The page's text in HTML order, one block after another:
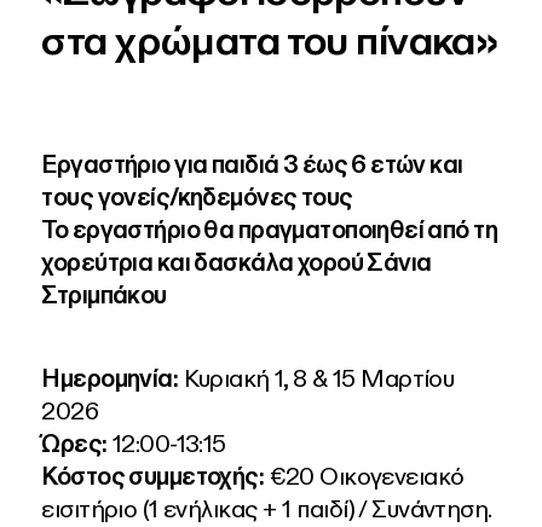
στα χρώματα του πίνακα»
Εργαστήριο για παιδιά 3 έως 6 ετών και
τους γονείς/κηδεμόνες τους
Το εργαστήριο θα πραγματοποιηθεί από τη
χορεύτρια και δασκάλα χορού Σάνια
Στριμπάκου
Ημερομηνία: Κυριακή 1, 8 & 15 Μαρτίου
2026
Ώρες:12:00-13:15
Κόστος συμμετοχής: €20 Οικογενειακό
εισιτήριο (1 ενήλικας + 1 παιδί) / Συνάντηση.